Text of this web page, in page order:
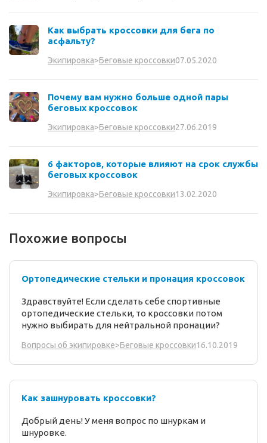
Как выбрать кроссовки для бега по
асфальту?
Экипировка>Беговые кроссовки07.05.2020
Почему вам нужно больше одной пары
беговых кроссовок
Экипировка>Беговые кроссовки27.06.2019
6 факторов, которые влияют на срок службы
беговых кроссовок
Экипировка>Беговые кроссовки13.02.2020
Похожие вопросы
Ортопедические стельки и пронация кроссовок
Здравствуйте! Если сделать себе спортивные
ортопедические стельки, то кроссовки потом
нужно выбирать для нейтральной пронации?
Вопросы об экипировке>Беговые кроссовки16.10.2019
Как зашнуровать кроссовки?
Добрый день! У меня вопрос по шнуркам и
шнуровке.